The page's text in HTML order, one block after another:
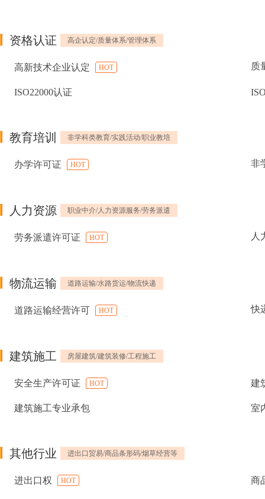
资格认证 高企认定/质量体系/管理体系
高新技术企业认定 HOT 质
ISO22000认证
教育培训 非学科类教育/实践活动/职业教培
办学许可证 HOT 非
人力资源 职业中介/人力资源服务/劳务派遣
劳务派遣许可证 HOT 人
物流运输 道路运输/水路货运/物流快递
道路运输经营许可 HOT 快
建筑施工 房屋建筑/建筑装修/工程施工
安全生产许可证 HOT 建
建筑施工专业承包 室
其他行业 进出口贸易/商品条形码/烟草经营等
进出口权 HOT 商